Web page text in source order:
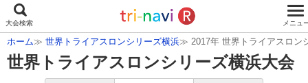
ホーム≫ 世界トライアスロンシリーズ横浜≫ 2017年 世界トライアスロン
世界トライアスロンシリーズ横浜大会